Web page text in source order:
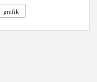
grafik